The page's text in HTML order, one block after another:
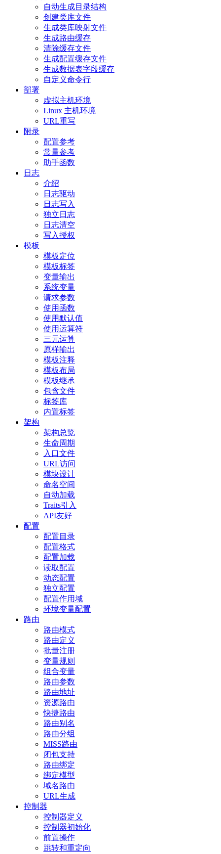
自动生成目录结构
创建类库文件
生成类库映射文件
生成路由缓存
清除缓存文件
生成配置缓存文件
生成数据表字段缓存
自定义命令行
部署
虚拟主机环境
Linux 主机环境
URL重写
附录
配置参考
常量参考
助手函数
日志
介绍
日志驱动
日志写入
独立日志
日志清空
写入授权
模板
模板定位
模板标签
变量输出
系统变量
请求参数
使用函数
使用默认值
使用运算符
三元运算
原样输出
模板注释
模板布局
模板继承
包含文件
标签库
内置标签
架构
架构总览
生命周期
入口文件
URL访问
模块设计
命名空间
自动加载
Traits引入
API友好
配置
配置目录
配置格式
配置加载
读取配置
动态配置
独立配置
配置作用域
环境变量配置
路由
路由模式
路由定义
批量注册
变量规则
组合变量
路由参数
路由地址
资源路由
快捷路由
路由别名
路由分组
MISS路由
闭包支持
路由绑定
绑定模型
域名路由
URL生成
控制器
控制器定义
控制器初始化
前置操作
跳转和重定向